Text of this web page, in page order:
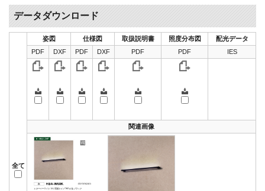
データダウンロード
全て
姿図 仕様図 取扱説明書 照度分布図
配光データ
PDF
DXF PDF DXF PDF PDF IES
関連画像